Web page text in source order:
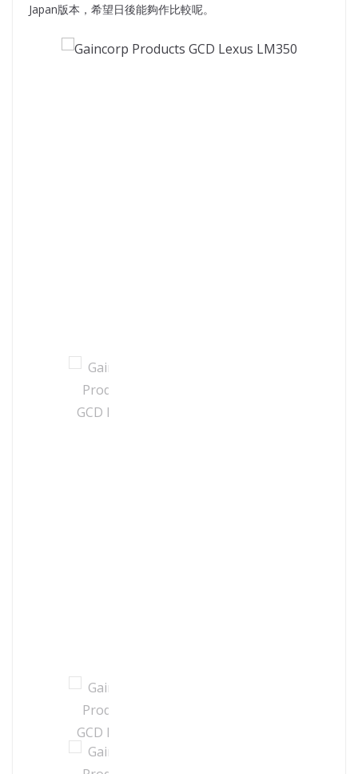
Japan版本，希望日後能夠作比較呢。